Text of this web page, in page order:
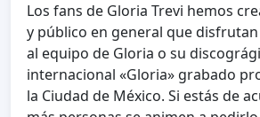
Los fans de Gloria Trevi hemos
y público en general que
al equipo de Gloria o su
internacional «Gloria» grabado
la Ciudad de México. Si estás de